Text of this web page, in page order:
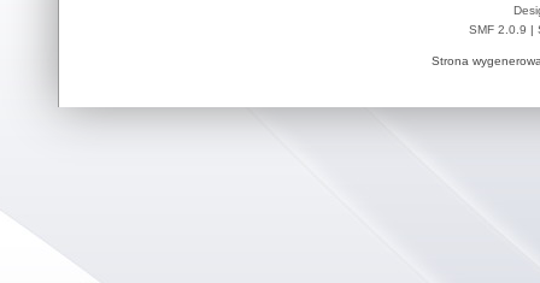
SMF 2.0.9 |
Strona